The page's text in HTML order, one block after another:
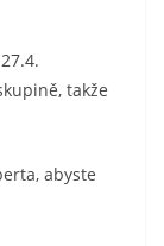
takže
abyste